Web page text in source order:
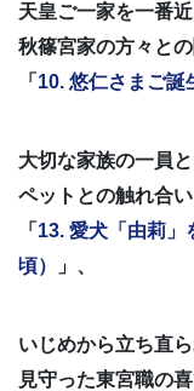
天皇ご一家を一番
秋篠宮家の方々と
「 10. 悠仁さまご誕
大切な家族の一員
ペットとの触れ合
「 13. 愛犬「由莉」
頃）
」、
いじめから立ち直
見守った東宮職の